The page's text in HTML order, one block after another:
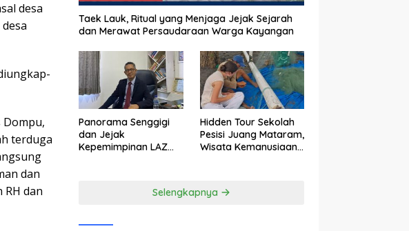
desa
Dompu,
terduga
dan
dan
Taek Lauk, Ritual yang Menjaga Jejak Sejarah
dan Merawat Persaudaraan Warga Kayangan
Panorama Senggigi
dan Jejak
Kepemimpinan LAZ
Hidden Tour Sekolah
Pesisi Juang Mataram,
Wisata Kemanusiaan
Selengkapnya